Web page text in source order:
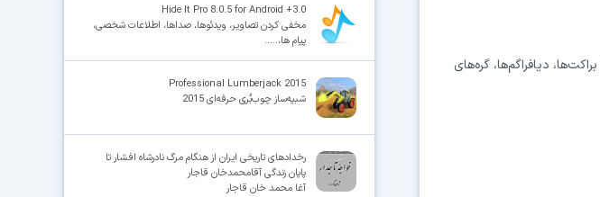
دیافراگم‌ها، گره‌های
Hide It Pro 8.0.5 for Android +3.0
مخفی کردن تصاویر، ویدئوها، صداها، اطلاعات شخصی،
پیام ها،.....
Professional Lumberjack 2015
شبیه‌ساز چوب‌بُری حرفه‌ای 2015
رخدادهای تاریخی ایران از هنگام مرگ نادرشاه افشار تا
پایان زندگی آقامحمدخان قاجار
آغا محمد خان قاجار
لینک دانلود...